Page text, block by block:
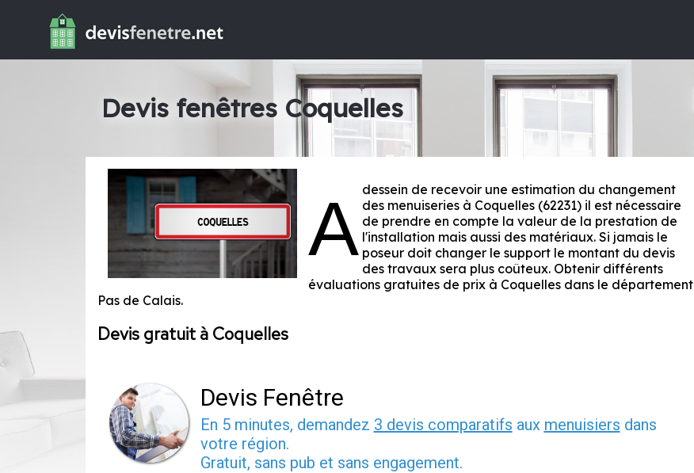
Devis fenêtres Coquelles
A dessein de recevoir une estimation du changement
des menuiseries à Coquelles (62231) il est nécessaire
de prendre en compte la valeur de la prestation de
l'installation mais aussi des matériaux. Si jamais le
poseur doit changer le support le montant du devis
des travaux sera plus coûteux. Obtenir différents
évaluations gratuites de prix à Coquelles dans le département
Pas de Calais.
Devis gratuit à Coquelles
Devis Fenêtre
En 5 minutes, demandez 3 devis comparatifs aux menuisiers dans
votre région.
Gratuit, sans pub et sans engagement.